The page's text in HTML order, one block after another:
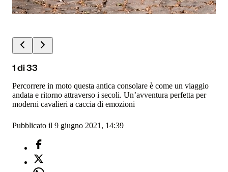
1di33
Percorrere in moto questa antica consolare è come un viaggio
andata e ritorno attraverso i secoli. Un’avventura perfetta per
moderni cavalieri a caccia di emozioni
Pubblicato il 9 giugno 2021, 14:39